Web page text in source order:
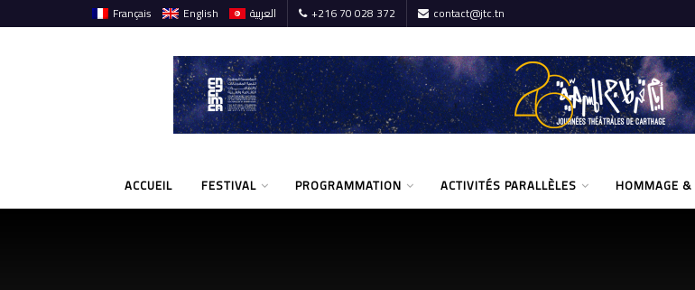
Français English العربية +216 70 028 372 contact@jtc.tn
ACCUEIL FESTIVAL PROGRAMMATION ACTIVITÉS PARALLÈLES HOMMAGE &